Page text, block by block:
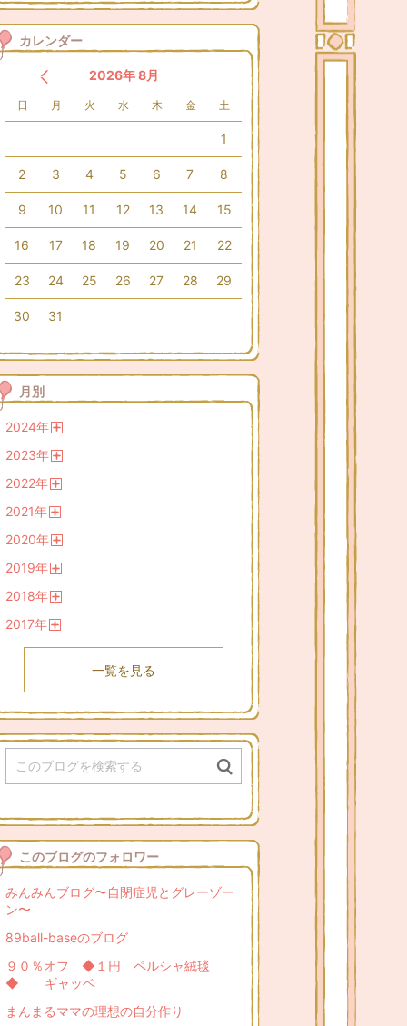
カレンダー
2026年 8月
日 月 火 水 木 金 土
1
2 3 4 5 6 7 8
9 10 11 12 13 14 15
16 17 18 19 20 21 22
23 24 25 26 27 28 29
30 31
月別
2024年
2023年
2022年
2021年
2020年
2019年
2018年
2017年
一覧を見る
このブログのフォロワー
みんみんブログ〜自閉症児とグレーゾー
ン〜
89ball-baseのブログ
９０％オフ ◆１円 ペルシャ絨毯
◆ ギャッベ
まんまるママの理想の自分作り